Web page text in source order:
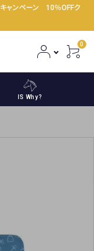
ャンペーン 10％OFFク
0
IS Why?